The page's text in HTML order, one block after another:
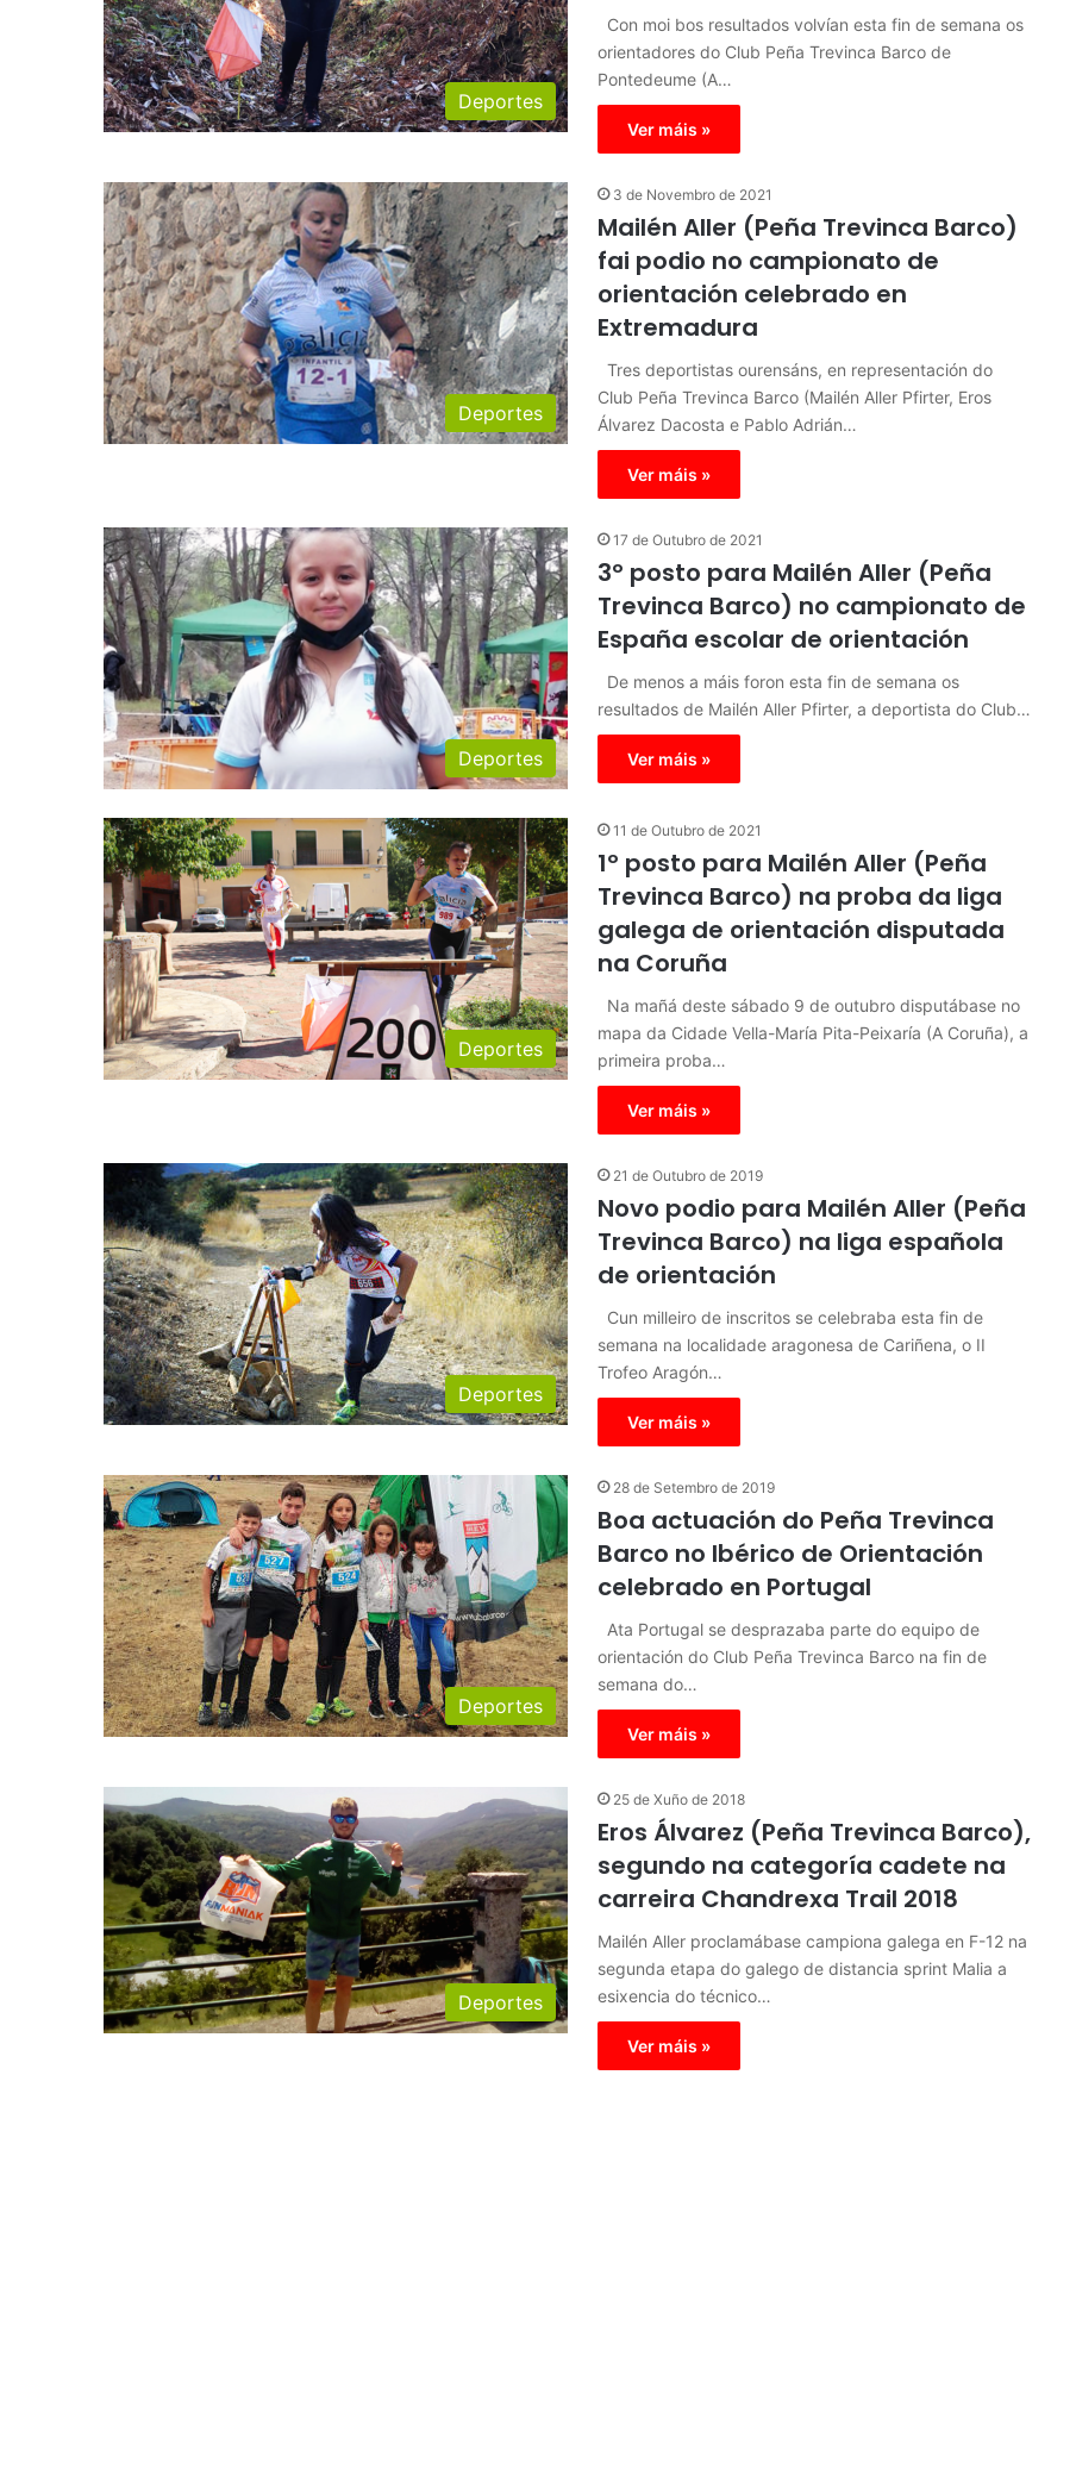
Deportes
Con moi bos resultados volvían esta fin de semana os
orientadores do Club Peña Trevinca Barco de
Pontedeume (A…
Ver máis »
Deportes
3 de Novembro de 2021
Mailén Aller (Peña Trevinca Barco)
fai podio no campionato de
orientación celebrado en
Extremadura
Tres deportistas ourensáns, en representación do
Club Peña Trevinca Barco (Mailén Aller Pfirter, Eros
Álvarez Dacosta e Pablo Adrián…
Ver máis »
Deportes
17 de Outubro de 2021
3º posto para Mailén Aller (Peña
Trevinca Barco) no campionato de
España escolar de orientación
De menos a máis foron esta fin de semana os
resultados de Mailén Aller Pfirter, a deportista do Club…
Ver máis »
Deportes
11 de Outubro de 2021
1º posto para Mailén Aller (Peña
Trevinca Barco) na proba da liga
galega de orientación disputada
na Coruña
Na mañá deste sábado 9 de outubro disputábase no
mapa da Cidade Vella-María Pita-Peixaría (A Coruña), a
primeira proba…
Ver máis »
Deportes
21 de Outubro de 2019
Novo podio para Mailén Aller (Peña
Trevinca Barco) na liga española
de orientación
Cun milleiro de inscritos se celebraba esta fin de
semana na localidade aragonesa de Cariñena, o II
Trofeo Aragón…
Ver máis »
Deportes
28 de Setembro de 2019
Boa actuación do Peña Trevinca
Barco no Ibérico de Orientación
celebrado en Portugal
Ata Portugal se desprazaba parte do equipo de
orientación do Club Peña Trevinca Barco na fin de
semana do…
Ver máis »
Deportes
25 de Xuño de 2018
Eros Álvarez (Peña Trevinca Barco),
segundo na categoría cadete na
carreira Chandrexa Trail 2018
Mailén Aller proclamábase campiona galega en F-12 na
segunda etapa do galego de distancia sprint Malia a
esixencia do técnico…
Ver máis »